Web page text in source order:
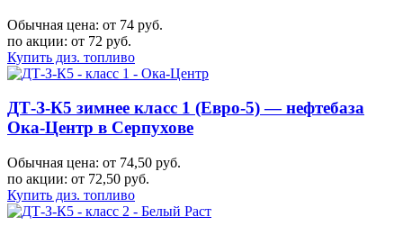
Обычная цена: от 74 руб.
по акции: от 72 руб.
Купить диз. топливо
ДТ-З-К5 зимнее класс 1 (Евро-5) — нефтебаза
Ока-Центр в Серпухове
Обычная цена: от 74,50 руб.
по акции: от 72,50 руб.
Купить диз. топливо